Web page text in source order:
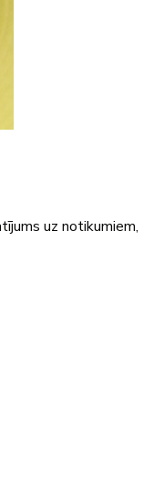
uz notikumiem,